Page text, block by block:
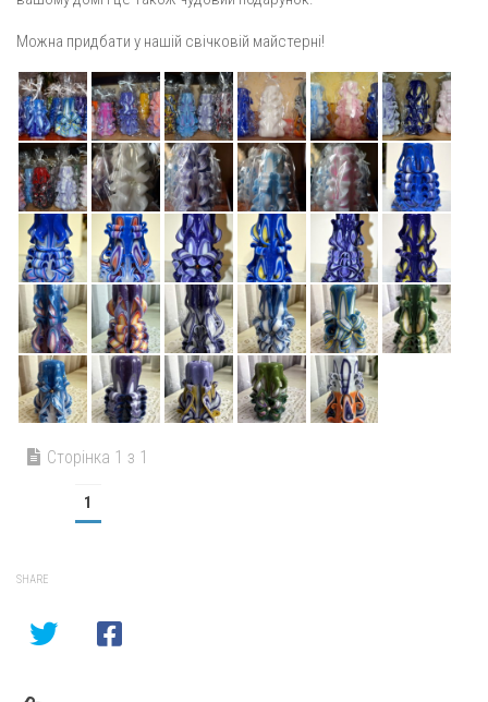
Можна придбати у нашій свічковій майстерні!
Сторінка 1 з 1
1
SHARE